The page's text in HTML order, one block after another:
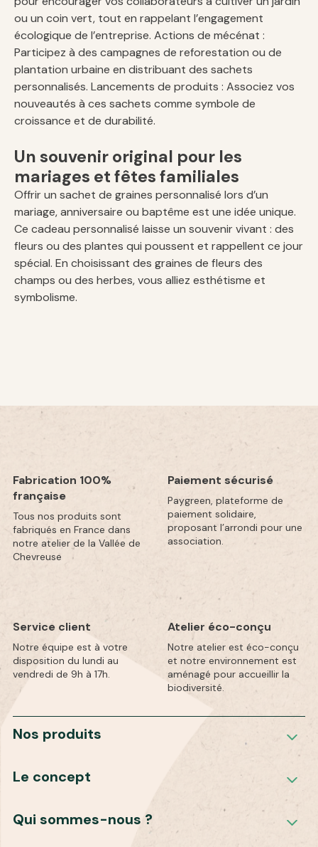
ou un coin vert, tout en rappelant l’engagement
écologique de l’entreprise. Actions de mécénat :
Participez à des campagnes de reforestation ou de
plantation urbaine en distribuant des sachets
personnalisés. Lancements de produits : Associez vos
nouveautés à ces sachets comme symbole de
croissance et de durabilité.
Un souvenir original pour les
mariages et fêtes familiales
Offrir un sachet de graines personnalisé lors d’un
mariage, anniversaire ou baptême est une idée unique.
Ce cadeau personnalisé laisse un souvenir vivant : des
fleurs ou des plantes qui poussent et rappellent ce jour
spécial. En choisissant des graines de fleurs des
champs ou des herbes, vous alliez esthétisme et
symbolisme.
Fabrication 100%
française
Tous nos produits sont
fabriqués en France dans
notre atelier de la Vallée de
Chevreuse
Paiement sécurisé
Paygreen, plateforme de
paiement solidaire,
proposant l’arrondi pour une
association.
Service client
Notre équipe est à votre
disposition du lundi au
vendredi de 9h à 17h.
Atelier éco-conçu
Notre atelier est éco-conçu
et notre environnement est
aménagé pour accueillir la
biodiversité.
Nos produits
Le concept
Qui sommes-nous ?